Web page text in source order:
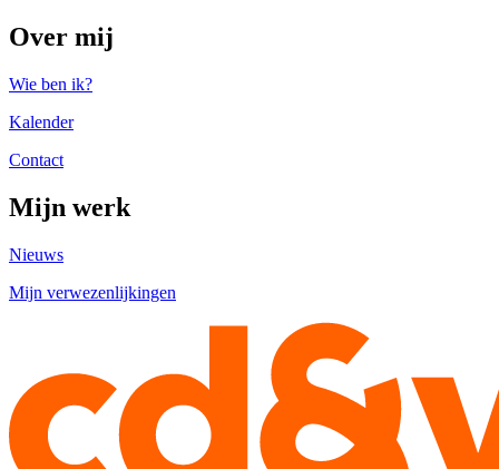
Over mij
Wie ben ik?
Kalender
Contact
Mijn werk
Nieuws
Mijn verwezenlijkingen